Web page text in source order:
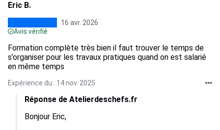
Eric B.
16 avr. 2026
Avis vérifié
Formation complète très bien il faut trouver le temps de
s’organiser pour les travaux pratiques quand on est salarié
en même temps
Expérience du : 14 nov. 2025
Réponse de Atelierdeschefs.fr
Bonjour Eric,